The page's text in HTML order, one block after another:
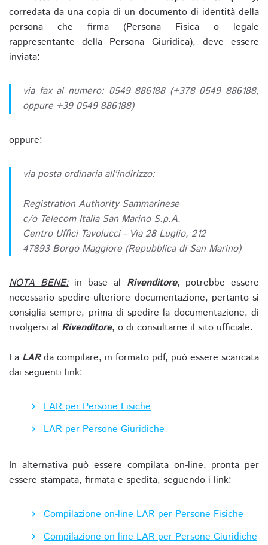
corredata da una copia di un documento di identità della
persona che firma (Persona Fisica o legale
rappresentante della Persona Giuridica), deve essere
inviata:
via fax al numero: 0549 886188 (+378 0549 886188,
oppure +39 0549 886188)
oppure:
via posta ordinaria all'indirizzo:
Registration Authority Sammarinese
c/o Telecom Italia San Marino S.p.A.
Centro Uffici Tavolucci - Via 28 Luglio, 212
47893 Borgo Maggiore (Repubblica di San Marino)
NOTA BENE:in base al Rivenditore, potrebbe essere
necessario spedire ulteriore documentazione, pertanto si
consiglia sempre, prima di spedire la documentazione, di
rivolgersi al Rivenditore, o di consultarne il sito ufficiale.
La LARda compilare, in formato pdf, può essere scaricata
dai seguenti link:
LAR per Persone Fisiche
LAR per Persone Giuridiche
In alternativa può essere compilata on-line, pronta per
essere stampata, firmata e spedita, seguendo i link:
Compilazione on-line LAR per Persone Fisiche
Compilazione on-line LAR per Persone Giuridiche